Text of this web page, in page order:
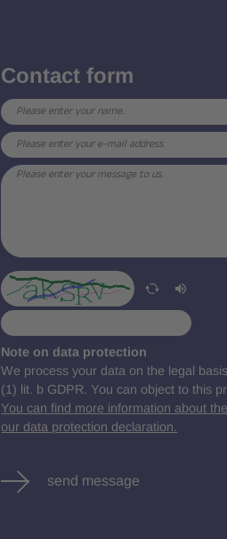
Contact form
Note on data protection
We process your data on the legal
(1) lit. b GDPR. You can object to this
You can find more information about
our data protection declaration.
send message